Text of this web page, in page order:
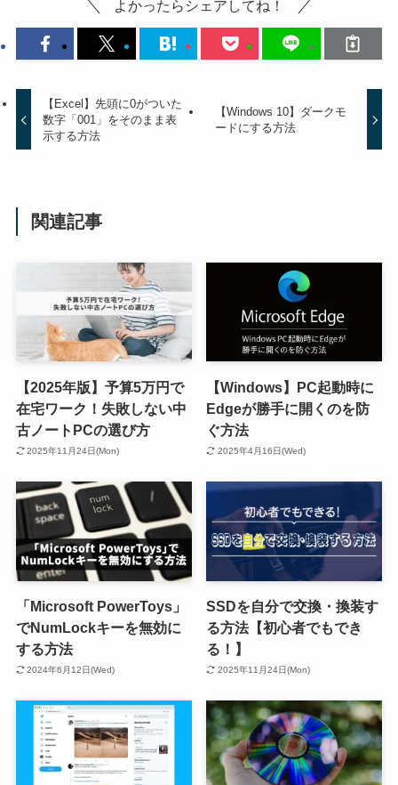
よかったらシェアしてね！
【Excel】先頭に0がついた
数字「001」をそのまま表
示する方法
【Windows 10】ダークモ
ードにする方法
関連記事
【2025年版】予算5万円で
在宅ワーク！失敗しない中
古ノートPCの選び方
2025年11月24日(Mon)
【Windows】PC起動時に
Edgeが勝手に開くのを防
ぐ方法
2025年4月16日(Wed)
「Microsoft PowerToys」
でNumLockキーを無効に
する方法
2024年6月12日(Wed)
SSDを自分で交換・換装す
る方法【初心者でもでき
る！】
2025年11月24日(Mon)